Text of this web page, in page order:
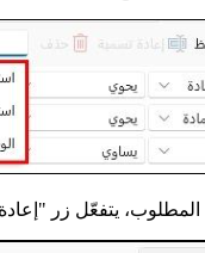
المطلوب، يتفعّل زر